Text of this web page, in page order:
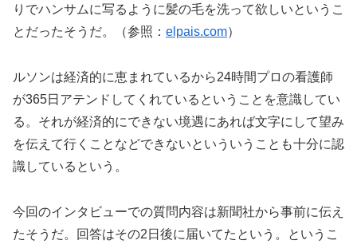
りでハンサムに写るように髪の毛を洗って欲しいというこ
とだったそうだ。（参照： elpais.com）
ルソンは経済的に恵まれているから24時間プロの看護師
が365日アテンドしてくれているということを意識してい
る。それが経済的にできない境遇にあれば文字にして望み
を伝えて行くことなどできないといういうことも十分に認
識しているという。
今回のインタビューでの質問内容は新聞社から事前に伝え
たそうだ。回答はその2日後に届いてたという。というこ